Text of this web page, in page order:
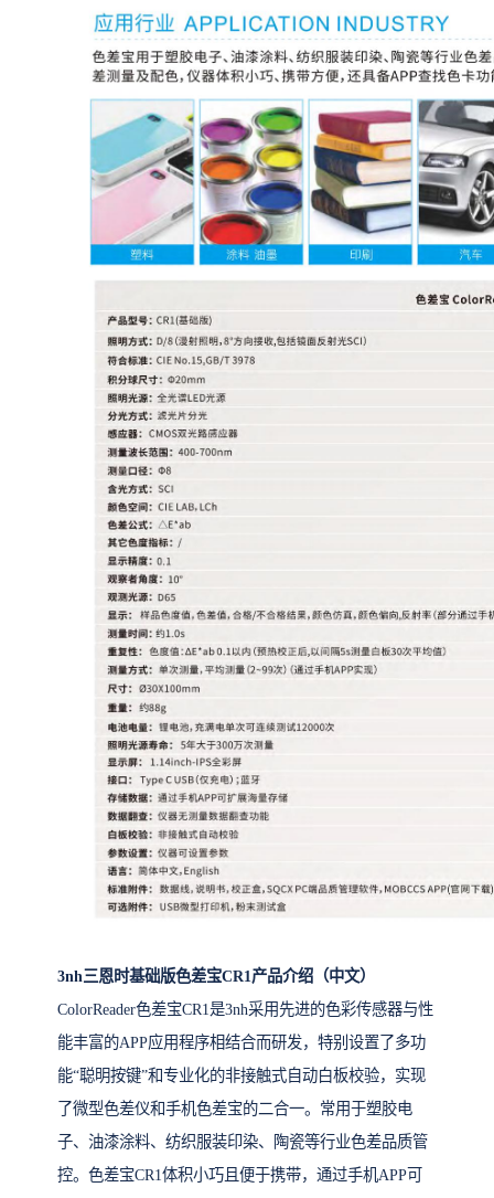
3nh三恩时基础版色差宝CR1产品介绍（中文）
ColorReader色差宝CR1是3nh采用先进的色彩传感器与性
能丰富的APP应用程序相结合而研发，特别设置了多功
能“聪明按键”和专业化的非接触式自动白板校验，实现
了微型色差仪和手机色差宝的二合一。常用于塑胶电
子、油漆涂料、纺织服装印染、陶瓷等行业色差品质管
控。色差宝CR1体积小巧且便于携带，通过手机APP可